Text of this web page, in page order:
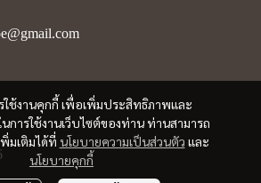
ใช้งานคุกกี้ เพื่อเพิ่มประสิทธิภาพและ
ารใช้งานเว็บไซต์ของท่าน ท่านสามารถ
มเติมได้ที่ นโยบายความเป็นส่วนตัว และ
นโยบายคุกกี้